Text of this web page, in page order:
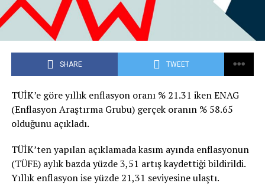
SHARE TWEET
TÜİK’e göre yıllık enflasyon oranı % 21.31 iken ENAG
(Enflasyon Araştırma Grubu) gerçek oranın % 58.65
olduğunu açıkladı.
TÜİK’ten yapılan açıklamada kasım ayında enflasyonun
(TÜFE) aylık bazda yüzde 3,51 artış kaydettiği bildirildi.
Yıllık enflasyon ise yüzde 21,31 seviyesine ulaştı.